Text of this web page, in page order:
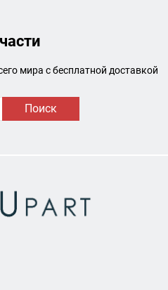
мира с бесплатной доставкой
Поиск